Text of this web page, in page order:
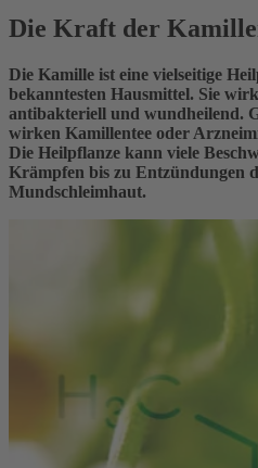
Die Kraft der
Die Kamille ist eine vielseitige
bekanntesten Hausmittel. Sie
antibakteriell und wundheilend.
wirken Kamillentee oder
Die Heilpflanze kann viele
Krämpfen bis zu Entzündungen
Mundschleimhaut.